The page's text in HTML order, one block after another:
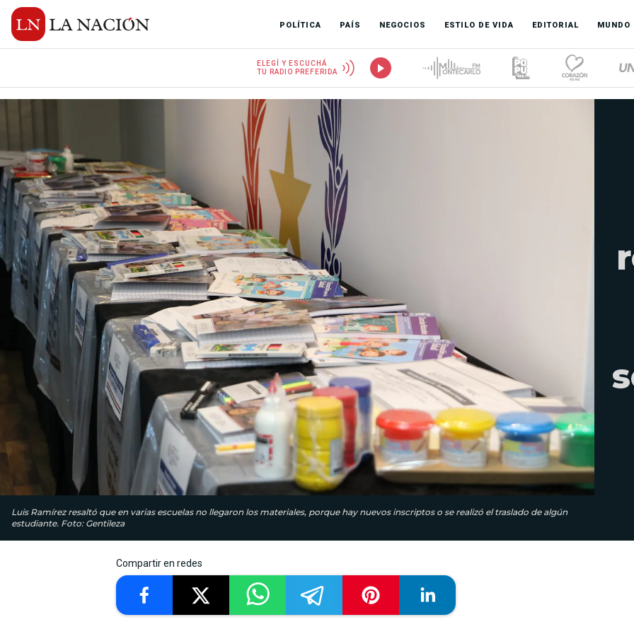
POLÍTICA PAÍS NEGOCIOS ESTILO DE VIDA EDITORIAL MUNDO
ELEGÍ Y ESCUCHÁ
TU RADIO PREFERIDA
Luis Ramírez resaltó que en varias escuelas no llegaron los materiales, porque hay nuevos inscriptos o se realizó el traslado de algún
estudiante. Foto: Gentileza
Compartir en redes